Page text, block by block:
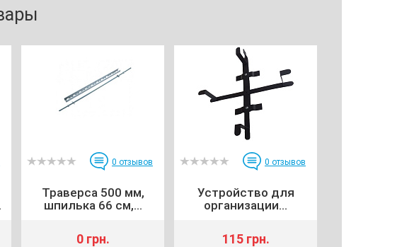
0 отзывов
Траверса 500 мм,
шпилька 66 см,...
0 грн.
0 отзывов
Устройство для
организации...
115 грн.